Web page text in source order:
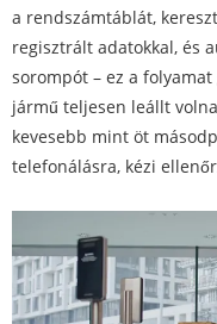
a rendszámtáblát,
regisztrált adatokkal, és
sorompót – ez a
jármű teljesen leállt
kevesebb mint öt
telefonálásra, kézi